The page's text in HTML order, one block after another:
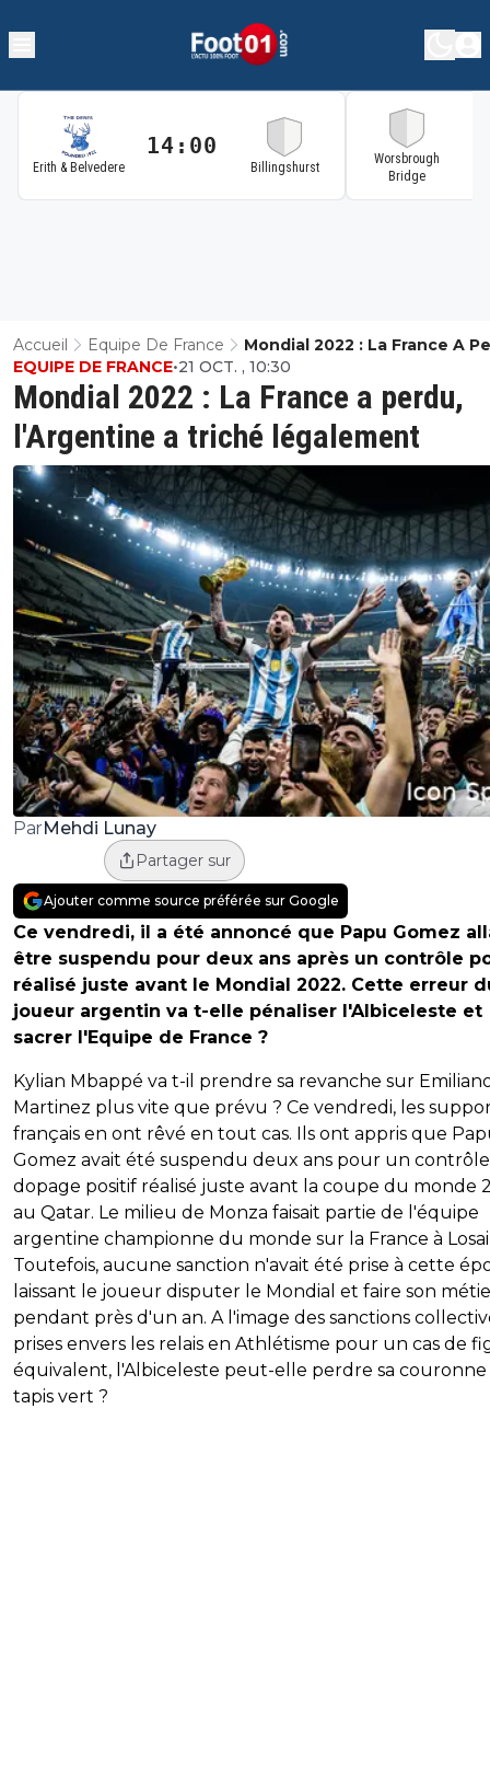
Erith & Belvedere
14:00
Billingshurst
Worsbrough
Bridge
Accueil Equipe De France
Mondial 2022 : La France A
L'Argentine A Triché
Mondial 2022 : La France a perdu,
l'Argentine a triché légalement
EQUIPE DE FRANCE•21 OCT. , 10:30
ParMehdi Lunay
Partager sur
Ajouter comme source préférée sur Google
Ce vendredi, il a été annoncé que Papu Gomez
être suspendu pour deux ans après un contrôle
réalisé juste avant le Mondial 2022. Cette erreur
joueur argentin va t-elle pénaliser l'Albiceleste et
sacrer l'Equipe de France ?
Kylian Mbappé va t-il prendre sa revanche sur
Martinez plus vite que prévu ? Ce vendredi, les
français en ont rêvé en tout cas. Ils ont appris que
Gomez avait été suspendu deux ans pour un
dopage positif réalisé juste avant la coupe du monde
au Qatar. Le milieu de Monza faisait partie de l'équipe
argentine championne du monde sur la France à
Toutefois, aucune sanction n'avait été prise à cette
laissant le joueur disputer le Mondial et faire son
pendant près d'un an. A l'image des sanctions
prises envers les relais en Athlétisme pour un cas de
équivalent, l'Albiceleste peut-elle perdre sa couronne
tapis vert ?